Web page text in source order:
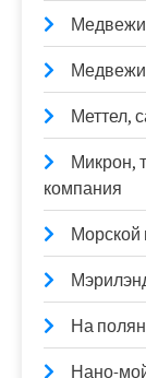
Меттел,
Микрон,
компания
Морской
На
Нано-